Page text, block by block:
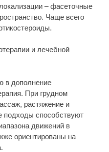
– фасеточные
Чаще всего
и лечебной
в дополнение
При грудном
растяжение и
подходы способствуют
движений в
ориентированы на